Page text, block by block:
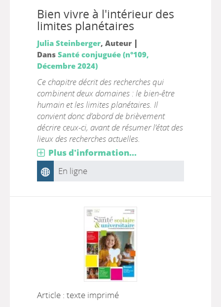
Bien vivre à l'intérieur des
limites planétaires
Julia Steinberger, Auteur |
Dans Santé conjuguée (n°109,
Décembre 2024)
Ce chapitre décrit des recherches qui
combinent deux domaines : le bien-être
humain et les limites planétaires. Il
convient donc d’abord de brièvement
décrire ceux-ci, avant de résumer l’état des
lieux des recherches actuelles.
Plus d'information...
En ligne
Article : texte imprimé